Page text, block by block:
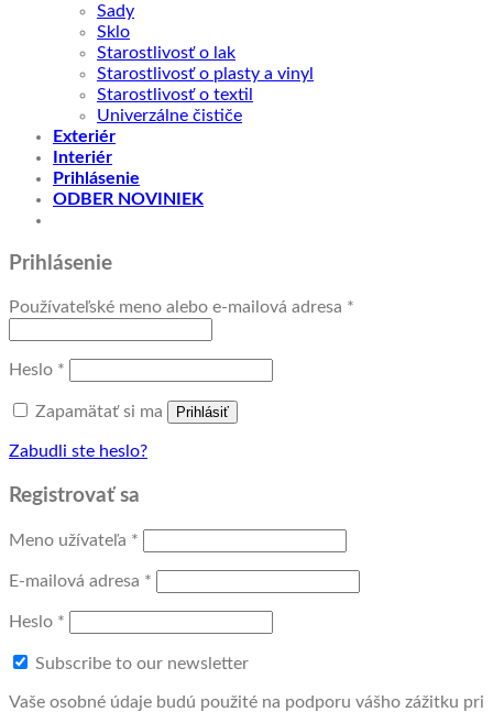
Sady
Sklo
Starostlivosť o lak
Starostlivosť o plasty a vinyl
Starostlivosť o textil
Univerzálne čističe
Exteriér
Interiér
Prihlásenie
ODBER NOVINIEK
Prihlásenie
Používateľské meno alebo e-mailová adresa *
Heslo *
Zapamätať si ma Prihlásiť
Zabudli ste heslo?
Registrovať sa
Meno užívateľa *
E-mailová adresa *
Heslo *
Subscribe to our newsletter
Vaše osobné údaje budú použité na podporu vášho zážitku pri